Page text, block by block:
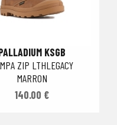
KSGB
ZIP LTHLEGACY
MARRON
140.00 €